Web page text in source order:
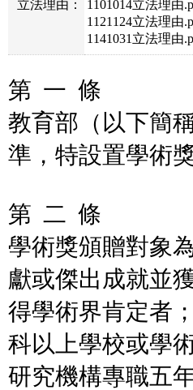
立法理由：
1101014立法理由
1121124立法理由
1141031立法理由
第 一 條
教育部（以下簡
準，特設置學術獎
第 二 條
學術獎頒贈對象
獻或傑出成就並
得學術界肯定者
科以上學校或學
研究機構專職五